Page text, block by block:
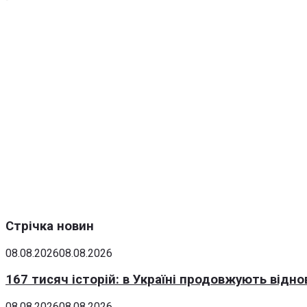
Стрічка новин
08.08.202608.08.2026
167 тисяч історій: в Україні продовжують